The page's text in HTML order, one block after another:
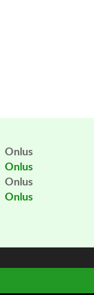
Onlus
Onlus
Onlus
Onlus